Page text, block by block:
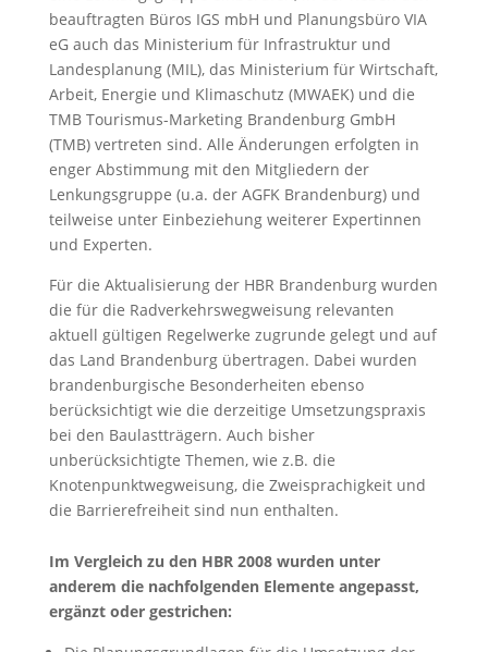
beauftragten Büros IGS mbH und Planungsbüro VIA
eG auch das Ministerium für Infrastruktur und
Landesplanung (MIL), das Ministerium für Wirtschaft,
Arbeit, Energie und Klimaschutz (MWAEK) und die
TMB Tourismus-Marketing Brandenburg GmbH
(TMB) vertreten sind. Alle Änderungen erfolgten in
enger Abstimmung mit den Mitgliedern der
Lenkungsgruppe (u.a. der AGFK Brandenburg) und
teilweise unter Einbeziehung weiterer Expertinnen
und Experten.
Für die Aktualisierung der HBR Brandenburg wurden
die für die Radverkehrswegweisung relevanten
aktuell gültigen Regelwerke zugrunde gelegt und auf
das Land Brandenburg übertragen. Dabei wurden
brandenburgische Besonderheiten ebenso
berücksichtigt wie die derzeitige Umsetzungspraxis
bei den Baulastträgern. Auch bisher
unberücksichtigte Themen, wie z.B. die
Knotenpunktwegweisung, die Zweisprachigkeit und
die Barrierefreiheit sind nun enthalten.
Im Vergleich zu den HBR 2008 wurden unter
anderem die nachfolgenden Elemente angepasst,
ergänzt oder gestrichen: